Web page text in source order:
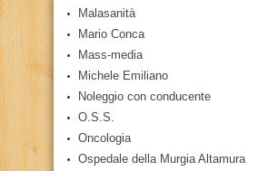
Malasanità
Mario Conca
Mass-media
Michele Emiliano
Noleggio con conducente
O.S.S.
Oncologia
Ospedale della Murgia Altamura